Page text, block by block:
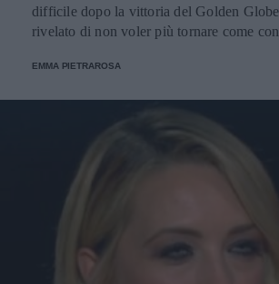
difficile dopo la vittoria del Golden
rivelato di non voler più tornare come
EMMA PIETRAROSA